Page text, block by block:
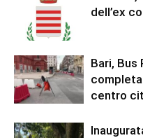
dell’ex
Bari, Bus
centro